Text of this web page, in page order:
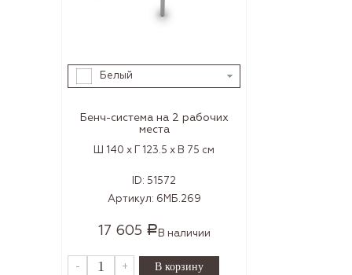
Белый
Бенч-система на 2 рабочих
места
Ш 140 x Г 123.5 x В 75 см
ID: 51572
Артикул: 6МБ.269
17 605 Р В наличии
- +